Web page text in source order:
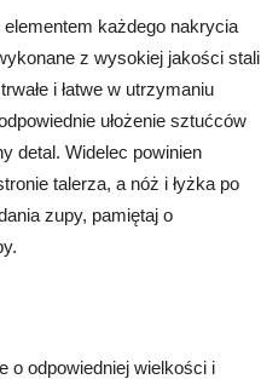
każdego nakrycia
z wysokiej jakości stali
i łatwe w utrzymaniu
ułożenie sztućców
detal. Widelec powinien
talerza, a nóż i łyżka po
zupy, pamiętaj o
o odpowiedniej wielkości i